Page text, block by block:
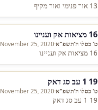
13 אור פנימי ואור מקיף
16 מציאות אק ועניינו
ט' כסלו ה'תשפ"א·
November 25, 2020
16 מציאות אק ועניינו
19 1 עב סג דאק
ט' כסלו ה'תשפ"א·
November 25, 2020
19 1 עב סג דאק